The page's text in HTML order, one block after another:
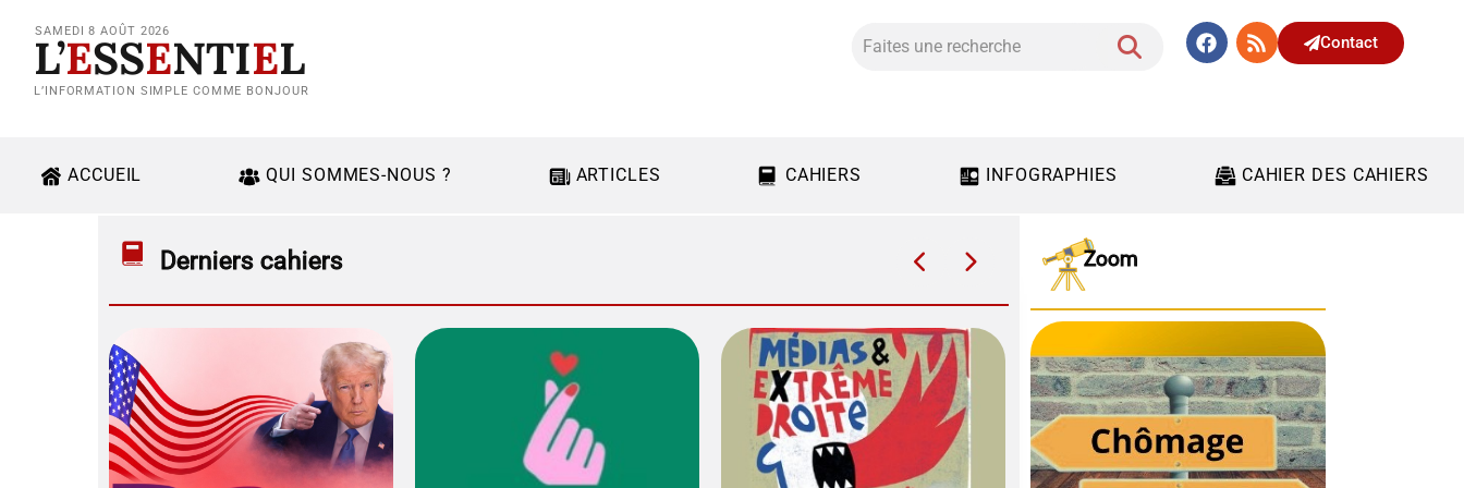
SAMEDI 8 AOÛT 2026
L’ESSENTIEL
L’INFORMATION SIMPLE COMME BONJOUR
Contact
ACCUEIL QUI SOMMES-NOUS ? ARTICLES CAHIERS INFOGRAPHIES CAHIER DES CAHIERS
Derniers cahiers Zoom